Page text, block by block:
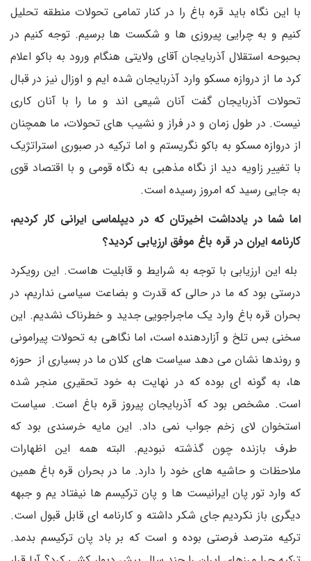
با این نگاه باید قره باغ را در کنار تمامی تحولات منطقه تحلیل
کنیم و به چرایی پیروزی ها و شکست ها برسیم. توجه کنیم در
بحبوحه استقلال آذربایجان آقای ولایتی هنگام ورود به باکو اعلام
کرد ما از دروازه مسکو وارد آذربایجان شده ایم و اوزال نیز در قبال
تحولات آذربایجان گفت آنان شیعی اند و ما را با آنان کاری
نیست. در طول زمان و در فراز و نشیب های تحولات، ما همچنان
از دروازه مسکو به باکو نگریستم و اما ترکیه در صبوری استراتژیک
با تغییر زاویه دید از نگاه مذهبی به نگاه قومی و با اقتصاد قوی
به جایی رسید که امروز رسیده است.
اما شما در یادداشت اخیرتان که در دیپلماسی ایرانی کار کردیم،
کارنامه ایران در قره باغ موفق ارزیابی کردید‌؟
بله این ارزیابی با توجه به شرایط و قابلیت هاست. این رویکرد
درستی بود که ما در حالی که قدرت و بضاعت سیاسی نداریم، در
بحران قره باغ وارد یک ماجراجویی جدید و خطرناک نشدیم. این
سخنی بس تلخ و آزاردهنده است، اما نگاهی به تحولات پیرامونی‌
و روندها نشان می دهد سیاست های کلان ما در بسیاری از حوزه
ها، به گونه ای بوده که در نهایت به خود تحقیری منجر شده
است. مشخص بود که آذربایجان پیروز قره باغ است. سیاست
استخوان لای زخم جواب نمی داد‌. این مایه خرسندی بود که
طرف بازنده چون گذشته نبودیم. البته همه این اظهارات
ملاحظات و حاشیه های خود را دارد‌. ما در بحران قره باغ همین
که وارد تور پان ایرانیست ها و پان ترکیسم ها نیفتاد یم و جبهه
دیگری باز نکردیم جای شکر داشته و کارنامه ای قابل قبول است.
ترکیه مترصد فرصتی بوده و است که بر باد پان ترکیسم بدمد.